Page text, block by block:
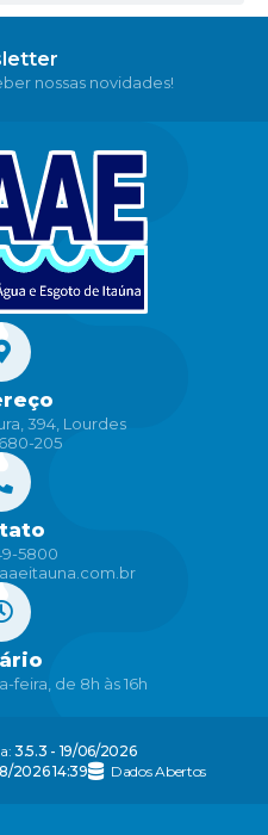
nossas novidades!
394, Lourdes
205
5800
feira, de 8h às 16h
3.5.3 - 19/06/2026
2026 14:39 Dados Abertos